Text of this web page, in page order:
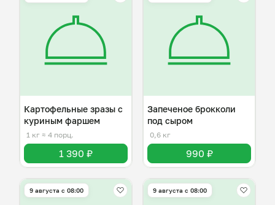
Картофельные зразы с
куриным фаршем
1 кг ≈ 4 порц.
1 390 ₽
Запеченое брокколи
под сыром
0,6 кг
990 ₽
9 августа с 08:00 9 августа с 08:00